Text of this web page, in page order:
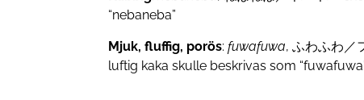
“nebaneba”
Mjuk, fluffig, porös: fuwafuwa, ふわふわ／
luftig kaka skulle beskrivas som